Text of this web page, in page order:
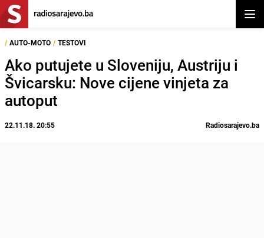
/ AUTO-MOTO / TESTOVI
Ako putujete u Sloveniju, Austriju i
Švicarsku: Nove cijene vinjeta za
autoput
22.11.18. 20:55 Radiosarajevo.ba